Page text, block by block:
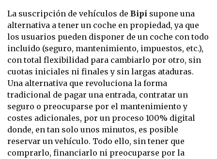
La suscripción de vehículos de Bipi supone una
alternativa a tener un coche en propiedad, ya que
los usuarios pueden disponer de un coche con todo
incluido (seguro, mantenimiento, impuestos, etc.),
con total flexibilidad para cambiarlo por otro, sin
cuotas iniciales ni finales y sin largas ataduras.
Una alternativa que revoluciona la forma
tradicional de pagar una entrada, contratar un
seguro o preocuparse por el mantenimiento y
costes adicionales, por un proceso 100% digital
donde, en tan solo unos minutos, es posible
reservar un vehículo. Todo ello, sin tener que
comprarlo, financiarlo ni preocuparse por la